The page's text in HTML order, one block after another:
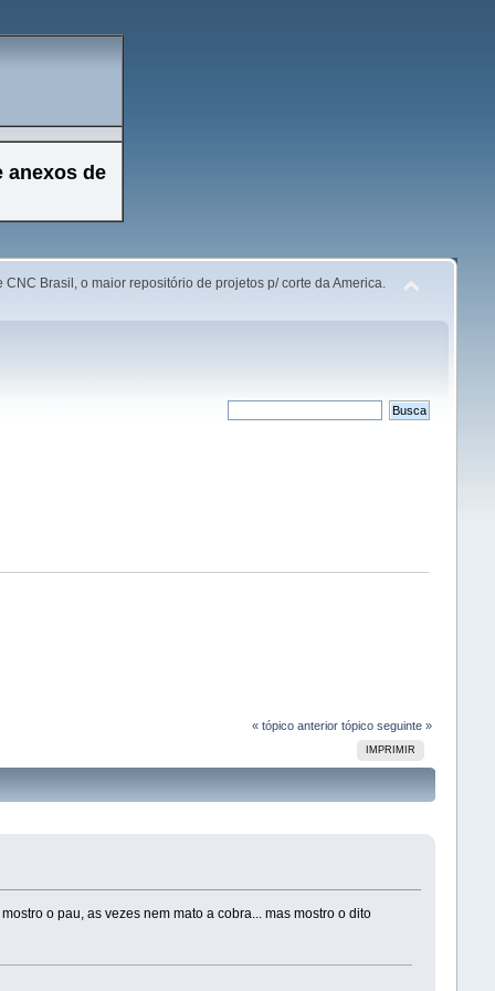
anexos de
CNC Brasil, o maior repositório de projetos p/ corte da America.
« tópico anterior tópico seguinte »
IMPRIMIR
o pau, as vezes nem mato a cobra... mas mostro o dito